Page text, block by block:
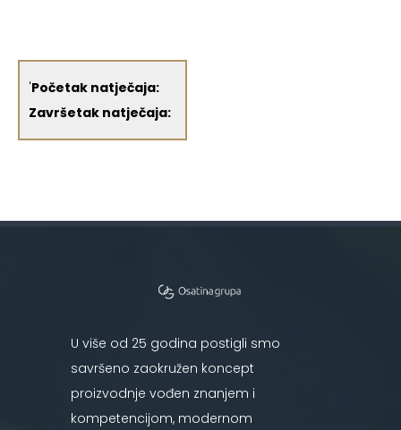
'Početak natječaja:
Završetak natječaja:
U više od 25 godina postigli smo
savršeno zaokružen koncept
proizvodnje vođen znanjem i
kompetencijom, modernom